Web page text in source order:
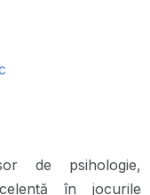
de psihologie,
în jocurile